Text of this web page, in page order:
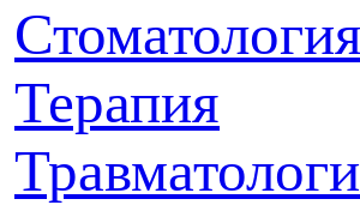
Терапия